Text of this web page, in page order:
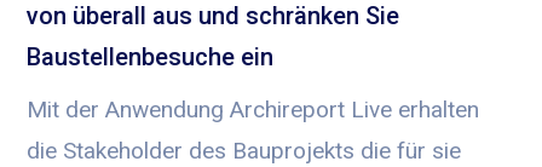
von überall aus und schränken Sie
Baustellenbesuche ein
Mit der Anwendung Archireport Live erhalten
die Stakeholder des Bauprojekts die für sie